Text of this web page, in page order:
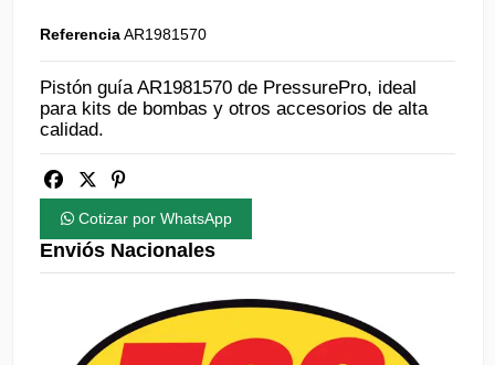
ReferenciaAR1981570
Pistón guía AR1981570 de PressurePro, ideal
para kits de bombas y otros accesorios de alta
calidad.
Cotizar por WhatsApp
Enviós Nacionales